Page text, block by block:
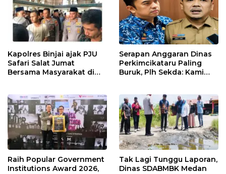
Kapolres Binjai ajak PJU
Safari Salat Jumat
Bersama Masyarakat di
Serapan Anggaran Dinas
Perkimcikataru Paling
Buruk, Plh Sekda: Kami
Raih Popular Government
Institutions Award 2026,
Tak Lagi Tunggu Laporan,
Dinas SDABMBK Medan